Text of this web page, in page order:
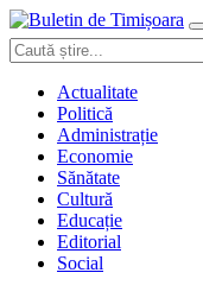
Actualitate
Politică
Administrație
Economie
Sănătate
Cultură
Educație
Editorial
Social